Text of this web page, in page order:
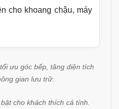
cho khoang chậu, máy
ưu góc bếp, tăng diện tích
gian lưu trữ.
cho khách thích cá tính.